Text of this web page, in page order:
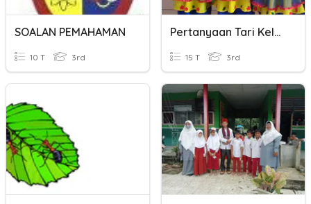
SOALAN PEMAHAMAN
10 T 3rd
Pertanyaan Tari Kelas 3
15 T 3rd